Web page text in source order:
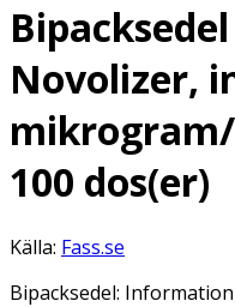
Novolizer,
100 dos(er)
Källa: Fass.se
Bipacksedel: